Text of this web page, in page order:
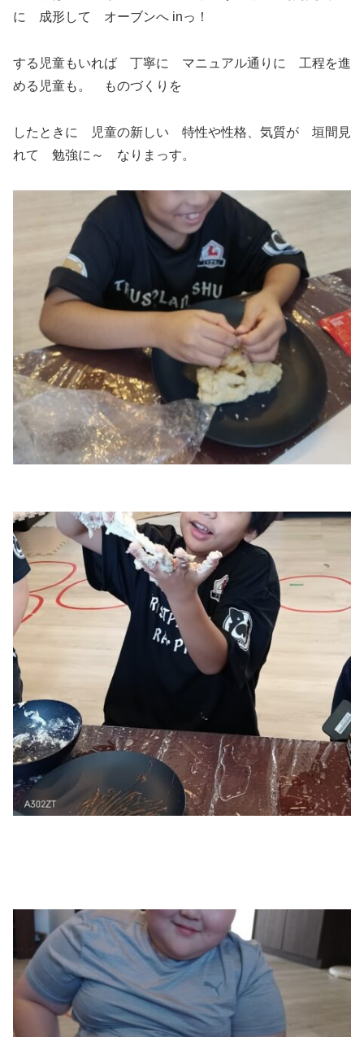
に 成形して オーブンへ inっ！
する児童もいれば 丁寧に マニュアル通りに 工程を進
める児童も。 ものづくりを
したときに 児童の新しい 特性や性格、気質が 垣間見
れて 勉強に～ なりまっす。